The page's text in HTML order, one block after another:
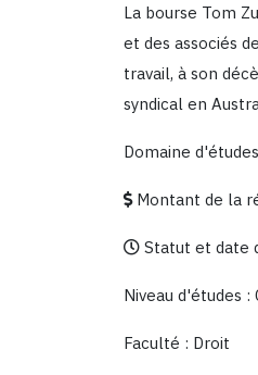
La bourse Tom
et des associés
travail, à son
syndical en
Domaine
Montant de la
Statut et date
Niveau d'études
Faculté : Droit